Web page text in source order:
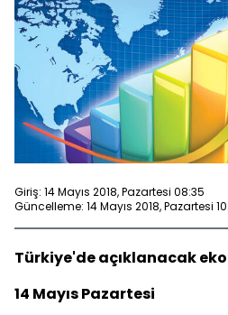
Giriş: 14 Mayıs 2018, Pazartesi 08:35
Güncelleme: 14 Mayıs 2018, Pazartesi
Türkiye'de açıklanacak
14 Mayıs Pazartesi